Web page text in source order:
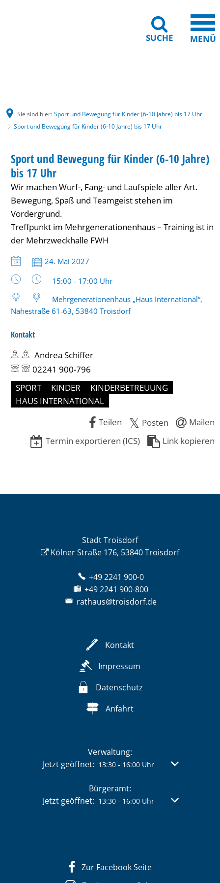
SUCHE MENÜ
Sie sind hier: Sport und Bewegung für Kinder (6-10 Jahre) bis 17 Uhr
Sport und Bewegung für Kinder (6-10 Jahre) bis 17 Uhr
und
Bewegung
für
Kinder
(6-
Jahre)
bis
KATEGORIE: HAUS INTERNATIONAL
Sport und Bewegung für Kinder (6-10 Jahre)
bis 17 Uhr
Wir machen Wurf-, Fang- und Laufspiele aller Art.
Bewegung, Spaß und Teamgeist stehen im
Vordergrund.
Treffpunkt im Mehrgenerationenhaus – Training ist in
der Mehrzweckhalle FWH
Datum:
24. Mai 2027
Uhrzeit:
15:00 - 17:00 Uhr
Mehrgenerationenhaus „Haus International“,
Nahestraße 61-63, 53840 Troisdorf
Kontakt
Andrea Schiffer
02241 900-796
SPORT
KINDER
KINDERBETREUUNG
HAUS INTERNATIONAL
Teilen
Posten
Mailen
Termin exportieren (ICS)
Link kopieren
Stadt Troisdorf
Kölner Straße 176, 53840 Troisdorf
+49 2241 900-0
+49 2241 900-800
rathaus@troisdorf.de
Kontakt
Impressum
Datenschutz
Anfahrt
Verwaltung:
Klicken, um weitere Öffnungs- oder
Jetzt geöffnet: 13:30- 16:00Uhr Von 13:30
Bürgeramt:
Klicken, um weitere Öffnungs- oder
Jetzt geöffnet: 13:30- 16:00Uhr Von 13:30
Zur Facebook Seite